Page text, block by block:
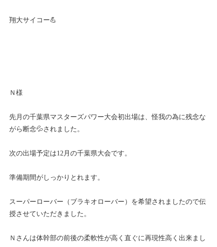
翔大サイコー💪
Ｎ様
先月の千葉県マスターズパワー大会初出場は、怪我の為に残念な
がら断念💦されました。
次の出場予定は12月の千葉県大会です。
準備期間がしっかりとれます。
スーパーローバー（ブラキオローバー）を希望されましたので伝
授させていただきました。
Ｎさんは体幹部の前後の柔軟性が高く直ぐに再現性高く出来まし